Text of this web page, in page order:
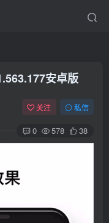
安卓版
关注 私信
0 578 38